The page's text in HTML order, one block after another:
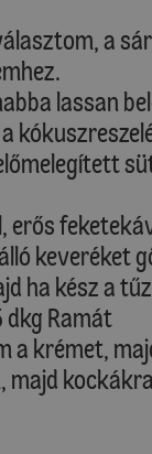
a
lassan
erős
keveréket
ha kész a
dkg Ramát
a krémet,
majd